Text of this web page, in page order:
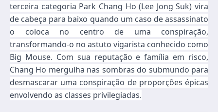
terceira categoria Park Chang Ho (Lee Jong Suk) vira
de cabeça para baixo quando um caso de assassinato
o coloca no centro de uma conspiração,
transformando-o no astuto vigarista conhecido como
Big Mouse. Com sua reputação e família em risco,
Chang Ho mergulha nas sombras do submundo para
desmascarar uma conspiração de proporções épicas
envolvendo as classes privilegiadas.